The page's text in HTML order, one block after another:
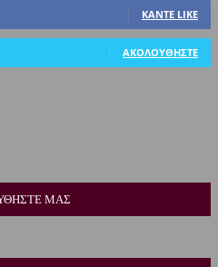
ΚΆΝΤΕ LIKE
ΑΚΟΛΟΥΘΉΣΤΕ
ΜΑΣ